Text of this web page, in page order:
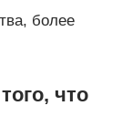
более
что